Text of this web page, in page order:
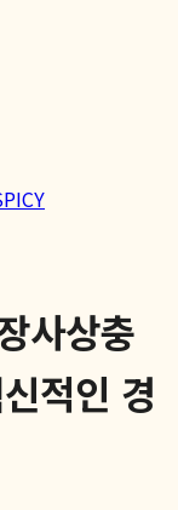
사상충
적인 경